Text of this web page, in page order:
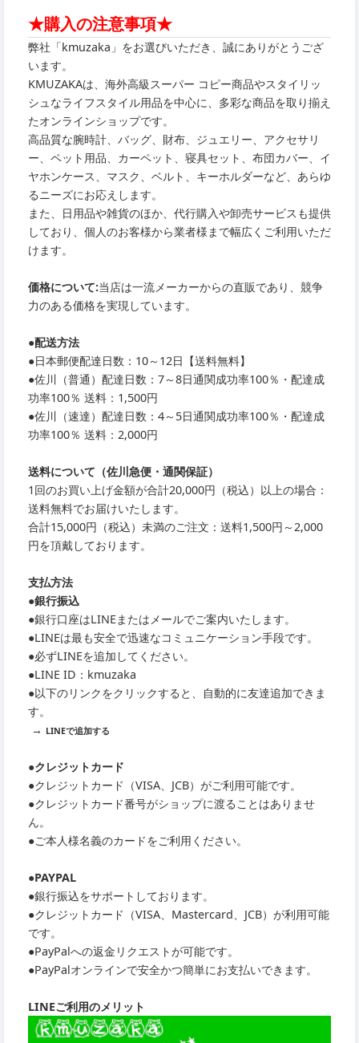
★購入の注意事項★
弊社「kmuzaka」をお選びいただき、誠にありがとうござ
います。
KMUZAKAは、海外高級スーパー コピー商品やスタイリッ
シュなライフスタイル用品を中心に、多彩な商品を取り揃え
たオンラインショップです。
高品質な腕時計、バッグ、財布、ジュエリー、アクセサリ
ー、ペット用品、カーペット、寝具セット、布団カバー、イ
ヤホンケース、マスク、ベルト、キーホルダーなど、あらゆ
るニーズにお応えします。
また、日用品や雑貨のほか、代行購入や卸売サービスも提供
しており、個人のお客様から業者様まで幅広くご利用いただ
けます。
価格について:当店は一流メーカーからの直販であり、競争
力のある価格を実現しています。
●配送方法
●日本郵便配達日数：10～12日【送料無料】
●佐川（普通）配達日数：7～8日通関成功率100％・配達成
功率100％ 送料：1,500円
●佐川（速達）配達日数：4～5日通関成功率100％・配達成
功率100％ 送料：2,000円
送料について（佐川急便・通関保証）
1回のお買い上げ金額が合計20,000円（税込）以上の場合：
送料無料でお届けいたします。
合計15,000円（税込）未満のご注文：送料1,500円～2,000
円を頂戴しております。
支払方法
●銀行振込
●銀行口座はLINEまたはメールでご案内いたします。
●LINEは最も安全で迅速なコミュニケーション手段です。
●必ずLINEを追加してください。
●LINE ID：kmuzaka
●以下のリンクをクリックすると、自動的に友達追加できま
す。
→ LINEで追加する
●クレジットカード
●クレジットカード（VISA、JCB）がご利用可能です。
●クレジットカード番号がショップに渡ることはありませ
ん。
●ご本人様名義のカードをご利用ください。
●PAYPAL
●銀行振込をサポートしております。
●クレジットカード（VISA、Mastercard、JCB）が利用可能
です。
●PayPalへの返金リクエストが可能です。
●PayPalオンラインで安全かつ簡単にお支払いできます。
LINEご利用のメリット